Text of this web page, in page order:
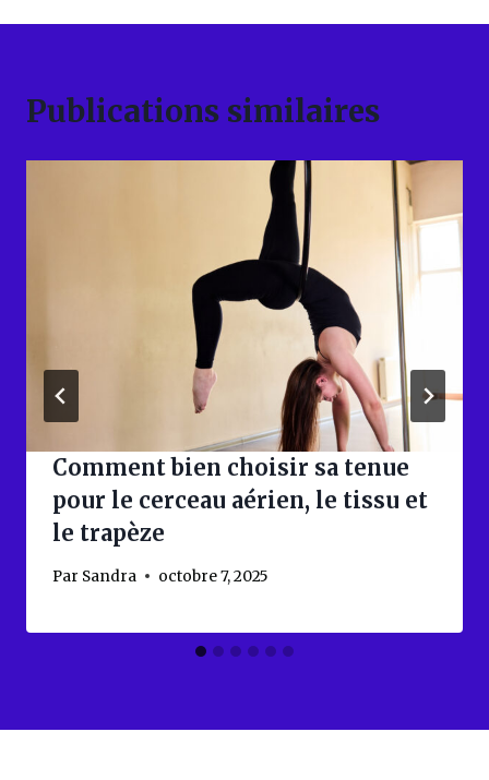
Publications similaires
Comment bien choisir sa tenue
pour le cerceau aérien, le tissu et
le trapèze
Par Sandra octobre 7, 2025